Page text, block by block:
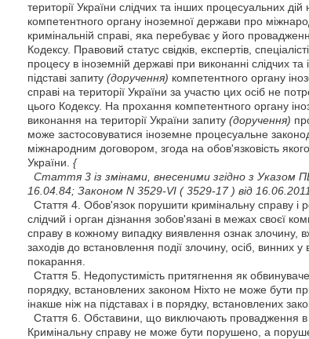
території України слідчих та інших процесуальних дій
компетентного органу іноземної держави про
кримінальній справі, яка перебуває у його
Кодексу. Правовий статус свідків, експертів,
процесу в іноземній державі при виконанні слідчих
підставі запиту (доручення) компетентного органу
справі на території України за участю цих осіб не
цього Кодексу. На прохання компетентного органу
виконання на території України запиту (доручення)
може застосовуватися іноземне процесуальне
міжнародним договором, згода на обов'язковість
України. {
Стаття 3 із змінами, внесеними згідно з Указом
16.04.84; Законом N 3529-VI ( 3529-17 ) від
Стаття 4. Обов'язок порушити кримінальну справу і
слідчий і орган дізнання зобов'язані в межах своєї
справу в кожному випадку виявлення ознак злочину,
заходів до встановлення події злочину, осіб, винних у
покарання.
Стаття 5. Недопустимість притягнення як
порядку, встановлених законом Ніхто не може бути
інакше ніж на підставах і в порядку, встановлених
Стаття 6. Обставини, що виключають провадження в
Кримінальну справу не може бути порушено, а